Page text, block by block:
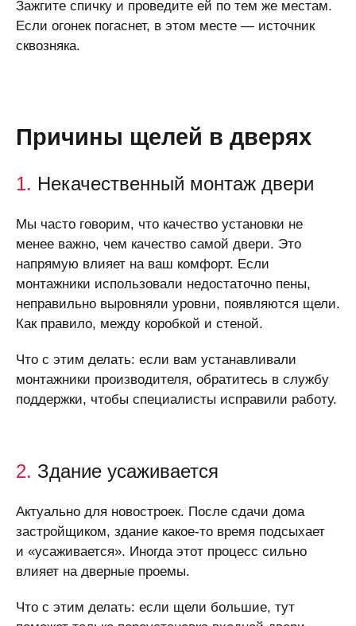
Зажгите спичку и проведите ей по тем же местам.
Если огонек погаснет, в этом месте ― источник
сквозняка.
Причины щелей в дверях
1. Некачественный монтаж двери
Мы часто говорим, что качество установки не
менее важно, чем качество самой двери. Это
напрямую влияет на ваш комфорт. Если
монтажники использовали недостаточно пены,
неправильно выровняли уровни, появляются щели.
Как правило, между коробкой и стеной.
Что с этим делать: если вам устанавливали
монтажники производителя, обратитесь в службу
поддержки, чтобы специалисты исправили работу.
2. Здание усаживается
Актуально для новостроек. После сдачи дома
застройщиком, здание какое-то время подсыхает
и «усаживается». Иногда этот процесс сильно
влияет на дверные проемы.
Что с этим делать: если щели большие, тут